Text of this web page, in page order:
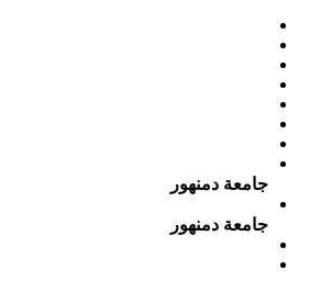
جامعة دمنهور
جامعة دمنهور